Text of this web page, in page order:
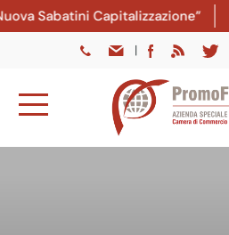
Sabatini Capitalizzazione”
|